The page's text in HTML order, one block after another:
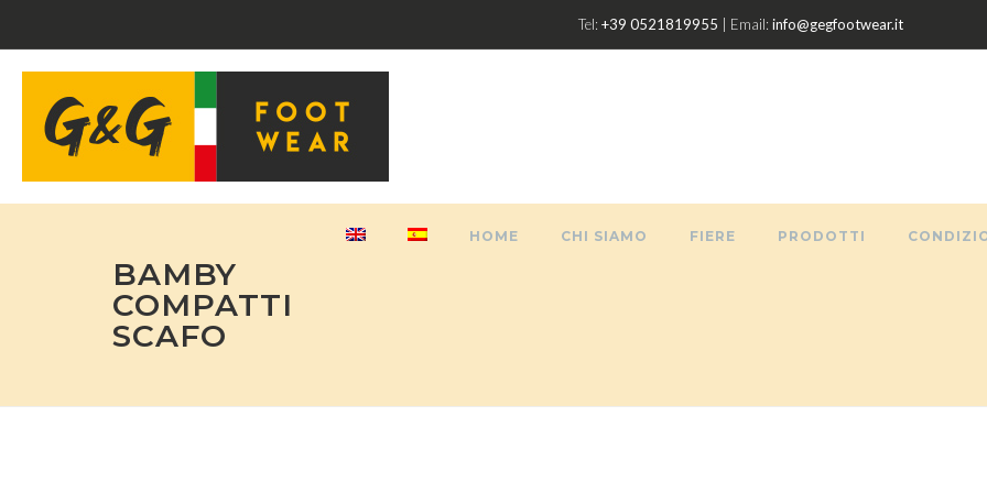
Tel: +39 0521819955 | Email: info@gegfootwear.it
HOME CHI SIAMO FIERE PRODOTTI
BAMBY
COMPATTI
SCAFO